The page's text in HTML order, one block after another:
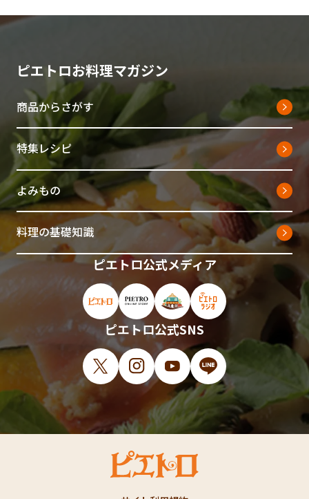
ピエトロお料理マガジン
商品からさがす
特集レシピ
よみもの
料理の基礎知識
ピエトロ公式メディア
ピエトロ公式サイト（新しいウィンドウで
ピエトロオンラインストア（新しい
ピエトロホームタウン（新
ピエトロラジオ（新
ピエトロ公式SNS
X（新しいウィンドウで開きます）
Instagram（新しいウィンドウで開
YouTube（新しいウィンド
LINE（新しいウィン